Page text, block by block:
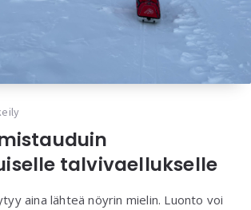
talvivaellukselle
aina lähteä nöyrin mielin. Luonto voi